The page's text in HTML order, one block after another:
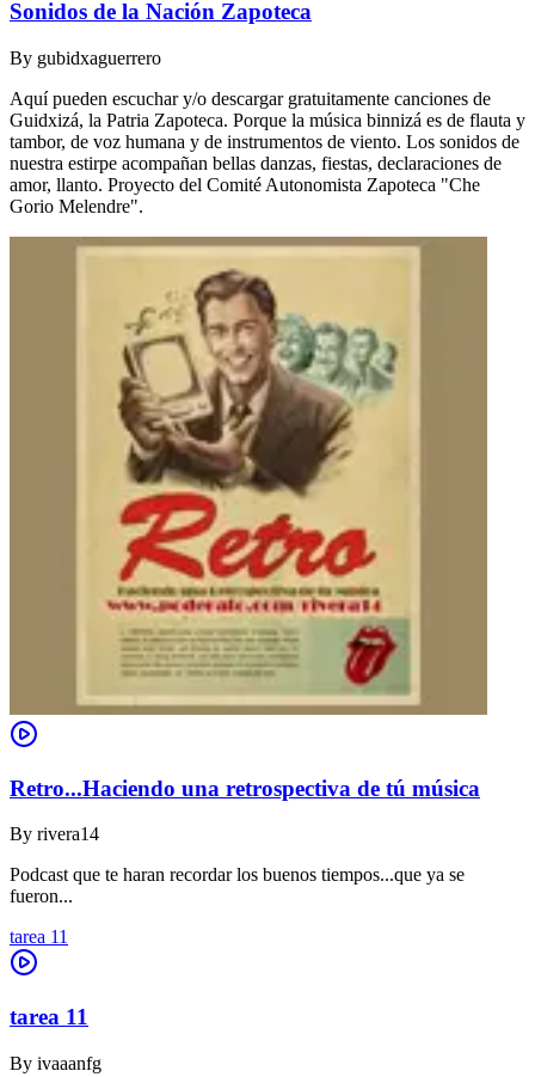
Sonidos de la Nación Zapoteca
By gubidxaguerrero
Aquí pueden escuchar y/o descargar gratuitamente canciones de
Guidxizá, la Patria Zapoteca. Porque la música binnizá es de flauta y
tambor, de voz humana y de instrumentos de viento. Los sonidos de
nuestra estirpe acompañan bellas danzas, fiestas, declaraciones de
amor, llanto. Proyecto del Comité Autonomista Zapoteca "Che
Gorio Melendre".
Retro...Haciendo una retrospectiva de tú música
By rivera14
Podcast que te haran recordar los buenos tiempos...que ya se
fueron...
tarea 11
tarea 11
By ivaaanfg